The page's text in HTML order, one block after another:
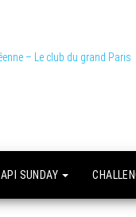
API SUNDAY